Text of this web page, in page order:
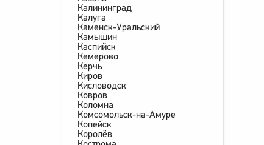
Калининград
Калуга
Каменск-Уральский
Камышин
Каспийск
Кемерово
Керчь
Киров
Кисловодск
Ковров
Коломна
Комсомольск-на-Амуре
Копейск
Королёв